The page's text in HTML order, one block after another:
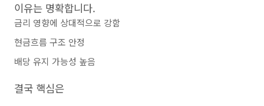
이유는 명확합니다.
금리 영향에 상대적으로 강함
현금흐름 구조 안정
배당 유지 가능성 높음
결국 핵심은